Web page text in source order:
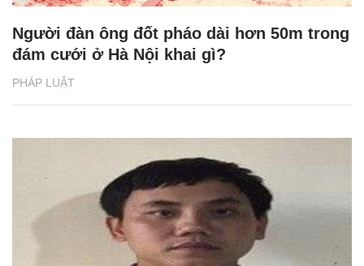
PHÁP LUẬT
Người đàn ông đốt pháo dài hơn 50m trong
đám cưới ở Hà Nội khai gì?